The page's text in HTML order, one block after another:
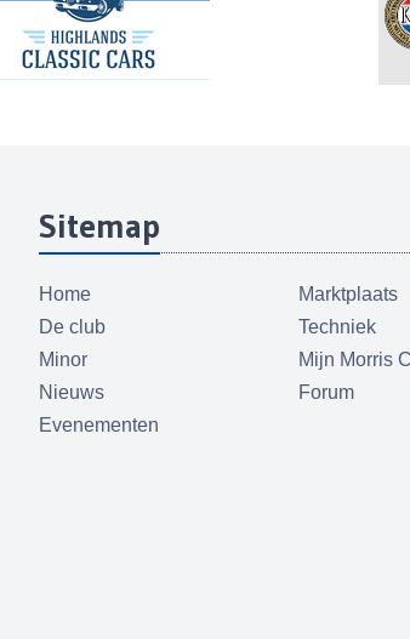
Sitemap
Home
De club
Minor
Nieuws
Evenementen
Marktplaats
Techniek
Mijn Morris
Forum